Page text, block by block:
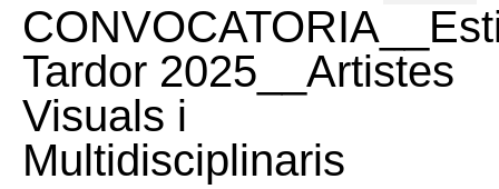
CRUCERO
Queda’t amb nosaltres
Arxiu
Contacte
Tardor 2025__Artistes
Visuals i
Multidisciplinaris